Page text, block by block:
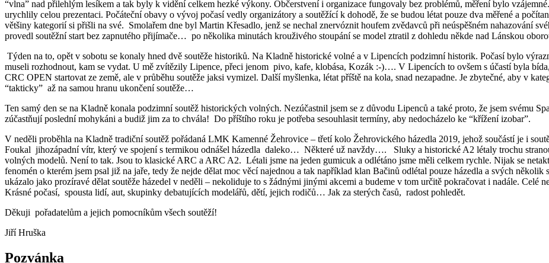
“vlna” nad přilehlým lesíkem a tak byly k vidění celkem hezké výkony. Občerstvení i organizace fungovaly bez problémů, měření bylo
urychlily celou prezentaci. Počáteční obavy o vývoj počasí vedly organizátory a soutěžící k dohodě, že se budou létat pouze dva měřené a
většiny kategorií si přišli na své. Smolařem dne byl Martin Křesadlo, jenž se nechal znervóznit houfem zvědavců při neúspěšném nahazování
provedl soutěžní start bez zapnutého přijímače… po několika minutách krouživého stoupání se model ztratil z dohledu někde nad Lánskou
Týden na to, opět v sobotu se konaly hned dvě soutěže historiků. Na Kladně historické volné a v Lipencích podzimní historik. Počasí bylo
museli rozhodnout, kam se vydat. U mě zvítězily Lipence, přeci jenom pivo, kafe, klobása, Kozák :-)…. V Lipencích to ovšem s účastí byla
CRC OPEN startovat ze země, ale v průběhu soutěže jaksi vymizel. Další myšlenka, létat příště na kola, snad nezapadne. Je zbytečné, aby v
“takticky” až na samou hranu ukončení soutěže…
Ten samý den se na Kladně konala podzimní soutěž historických volných. Nezúčastnil jsem se z důvodu Lipenců a také proto, že jsem svému
zúčastňují poslední mohykáni a budiž jim za to chvála! Do příštího roku je potřeba sesouhlasit termíny, aby nedocházelo ke “křížení izobar”.
V neděli proběhla na Kladně tradiční soutěž pořádaná LMK Kamenné Žehrovice – třetí kolo Žehrovického házedla 2019, jehož součástí je i
Foukal jihozápadní vítr, který ve spojení s termikou odnášel házedla daleko… Některé už navždy…. Sluky a historické A2 létaly trochu
volných modelů. Není to tak. Jsou to klasické ARC a ARC A2. Létali jsme na jeden gumicuk a odlétáno jsme měli celkem rychle. Nijak se
fenomén o kterém jsem psal již na jaře, tedy že nejde dělat moc věcí najednou a tak například klan Bačinů odlétal pouze házedla a svých
ukázalo jako prozíravé dělat soutěže házedel v neděli – nekoliduje to s žádnými jinými akcemi a budeme v tom určitě pokračovat i nadále. Celé
Krásné počasí, spousta lidí, aut, skupinky debatujících modelářů, dětí, jejich rodičů… Jak za sterých časů, radost pohledět.
Děkuji pořadatelům a jejich pomocníkům všech soutěží!
Jiří Hruška
Pozvánka